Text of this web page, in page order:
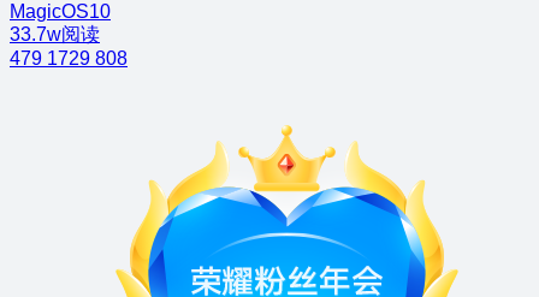
MagicOS10
33.7w阅读
479 1729 808